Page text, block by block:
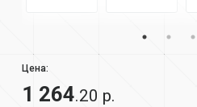
Цена:
1 264.20 р.